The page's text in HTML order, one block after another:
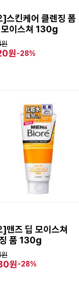
]스킨케어 클렌징 폼
모이스쳐 130g
원-28%
]맨즈 딥 모이스쳐
품 130g
원-28%